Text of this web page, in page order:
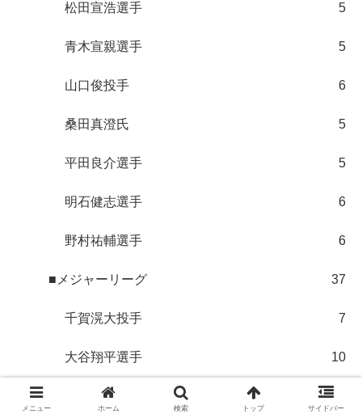
松田宣浩選手 5
青木宣親選手 5
山口俊投手 6
桑田真澄氏 5
平田良介選手 5
明石健志選手 6
野村祐輔選手 6
■メジャーリーグ 37
千賀滉大投手 7
大谷翔平選手 10
鈴木誠也選手
メニュー ホーム 検索 トップ サイドバー